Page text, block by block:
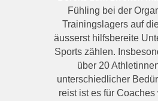
Fühling bei der
Trainingslagers auf
äusserst hilfsbereite
Sports zählen.
über 20
unterschiedlicher
reist ist es für